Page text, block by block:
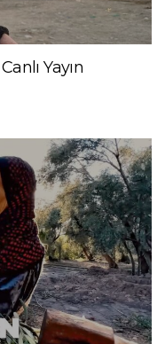
Yayın